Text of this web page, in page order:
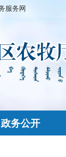
服务网
政务公开